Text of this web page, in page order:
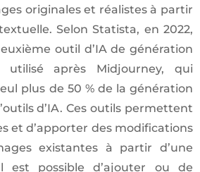
originales et réalistes à partir
Selon Statista, en 2022,
outil d’IA de génération
utilisé après Midjourney, qui
plus de 50 % de la génération
d’IA. Ces outils permettent
et d’apporter des modifications
existantes à partir d’une
est possible d’ajouter ou de